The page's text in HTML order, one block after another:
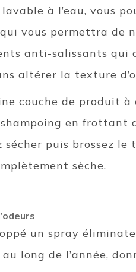
à l’eau, vous
vous permettra de
anti-salissants qui
altérer la texture
couche de produit
en frottant
sécher puis brossez
sèche.
un spray
long de l’année,